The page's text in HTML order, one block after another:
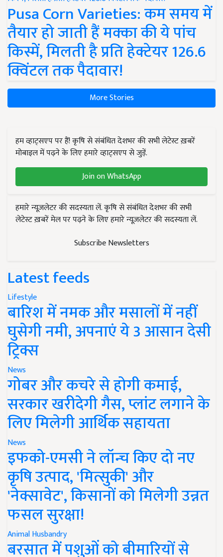
Pusa Corn Varieties: कम समय में
तैयार हो जाती हैं मक्का की ये पांच
किस्में, मिलती है प्रति हेक्टेयर 126.6
क्विंटल तक पैदावार!
More Stories
हम व्हाट्सएप पर हैं! कृषि से संबंधित देशभर की सभी लेटेस्ट ख़बरें
मोबाइल में पढ़ने के लिए हमारे व्हाट्सएप से जुड़ें.
Join on WhatsApp
हमारे न्यूज़लेटर की सदस्यता लें. कृषि से संबंधित देशभर की सभी
लेटेस्ट ख़बरें मेल पर पढ़ने के लिए हमारे न्यूज़लेटर की सदस्यता लें.
Subscribe Newsletters
Latest feeds
Lifestyle
बारिश में नमक और मसालों में नहीं
घुसेगी नमी, अपनाएं ये 3 आसान देसी
ट्रिक्स
News
गोबर और कचरे से होगी कमाई,
सरकार खरीदेगी गैस, प्लांट लगाने के
लिए मिलेगी आर्थिक सहायता
News
इफको-एमसी ने लॉन्च किए दो नए
कृषि उत्पाद, 'मित्सुकी' और
'नेक्सावेट', किसानों को मिलेगी उन्नत
फसल सुरक्षा!
Animal Husbandry
बरसात में पशुओं को बीमारियों से